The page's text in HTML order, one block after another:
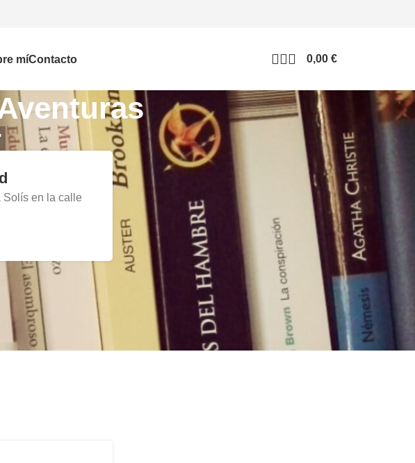
míContacto 0,00 €
Solís en la calle
CATEGORÍAS BLOG
Blog
Entrevistas
Eventos/Firmas
Lectura en colegios
Lola Correctora
Mis libros